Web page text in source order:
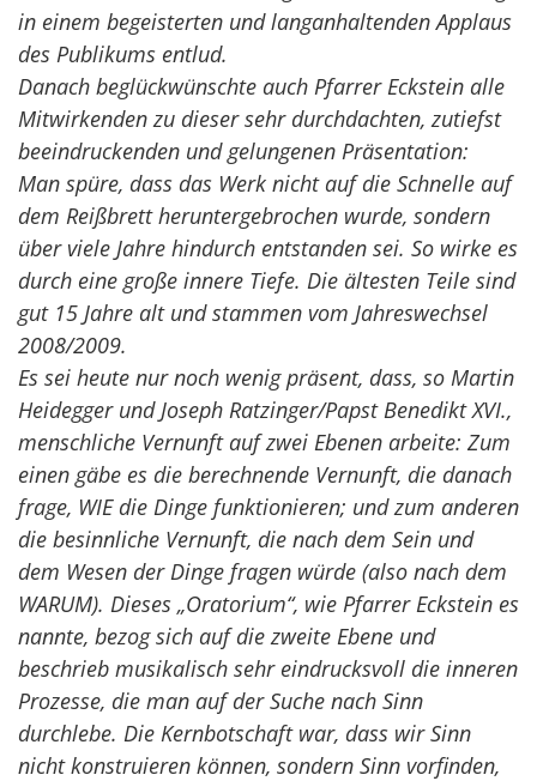
in einem begeisterten und langanhaltenden Applaus
des Publikums entlud.
Danach beglückwünschte auch Pfarrer Eckstein alle
Mitwirkenden zu dieser sehr durchdachten, zutiefst
beeindruckenden und gelungenen Präsentation:
Man spüre, dass das Werk nicht auf die Schnelle auf
dem Reißbrett heruntergebrochen wurde, sondern
über viele Jahre hindurch entstanden sei. So wirke es
durch eine große innere Tiefe. Die ältesten Teile sind
gut 15 Jahre alt und stammen vom Jahreswechsel
2008/2009.
Es sei heute nur noch wenig präsent, dass, so Martin
Heidegger und Joseph Ratzinger/Papst Benedikt XVI.,
menschliche Vernunft auf zwei Ebenen arbeite: Zum
einen gäbe es die berechnende Vernunft, die danach
frage, WIE die Dinge funktionieren; und zum anderen
die besinnliche Vernunft, die nach dem Sein und
dem Wesen der Dinge fragen würde (also nach dem
WARUM). Dieses „Oratorium“, wie Pfarrer Eckstein es
nannte, bezog sich auf die zweite Ebene und
beschrieb musikalisch sehr eindrucksvoll die inneren
Prozesse, die man auf der Suche nach Sinn
durchlebe. Die Kernbotschaft war, dass wir Sinn
nicht konstruieren können, sondern Sinn vorfinden,